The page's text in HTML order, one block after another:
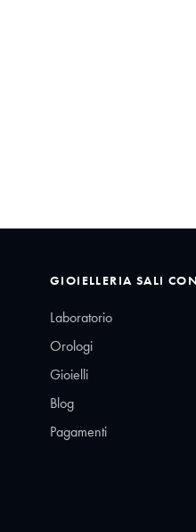
GIOIELLERIA SALI
Laboratorio
Orologi
Gioielli
Blog
Pagamenti